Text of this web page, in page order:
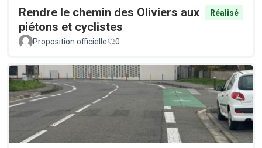
Rendre le chemin des Oliviers aux
piétons et cyclistes
Réalisé
Proposition officielle 0